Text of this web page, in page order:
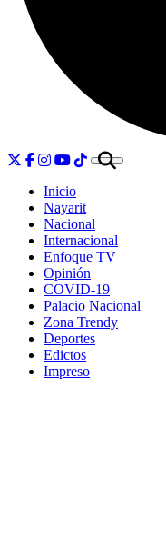
Inicio
Nayarit
Nacional
Internacional
Enfoque TV
Opinión
COVID-19
Palacio Nacional
Zona Trendy
Deportes
Edictos
Impreso